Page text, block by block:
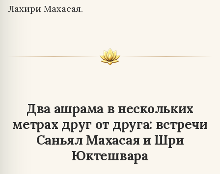
Лахири Махасая.
Два ашрама в нескольких
метрах друг от друга: встречи
Саньял Махасая и Шри
Юктешвара